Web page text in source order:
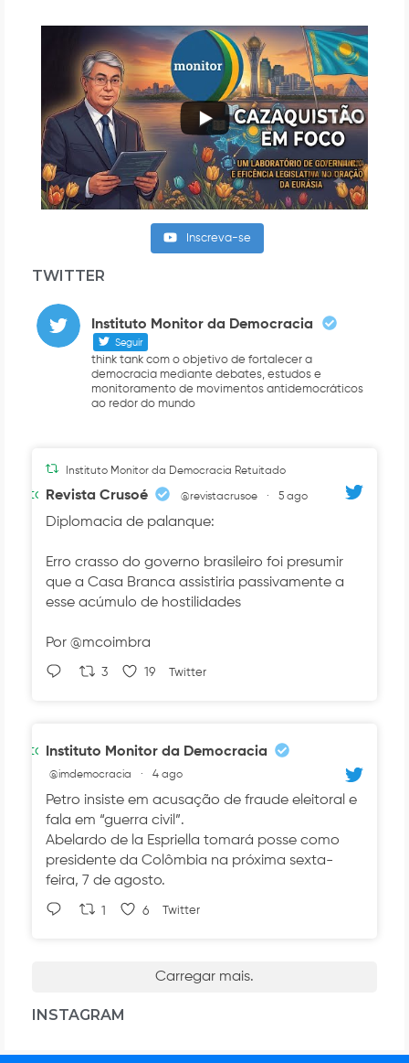
Inscreva-se
TWITTER
Instituto Monitor da Democracia
Seguir
think tank com o objetivo de fortalecer a
democracia mediante debates, estudos e
monitoramento de movimentos antidemocráticos
ao redor do mundo
Instituto Monitor da Democracia Retuitado
Avatar Revista Crusoé @revistacrusoe · 5 ago
Diplomacia de palanque:
Erro crasso do governo brasileiro foi presumir
que a Casa Branca assistiria passivamente a
esse acúmulo de hostilidades
Por @mcoimbra
3 19 Twitter
Avatar Instituto Monitor da Democracia
@imdemocracia · 4 ago
Petro insiste em acusação de fraude eleitoral e
fala em “guerra civil”.
Abelardo de la Espriella tomará posse como
presidente da Colômbia na próxima sexta-
feira, 7 de agosto.
1 6 Twitter
Carregar mais.
INSTAGRAM